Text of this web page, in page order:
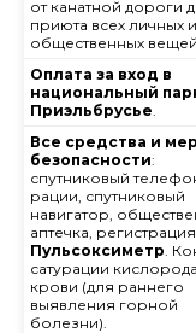
от канатной дороги
приюта всех личных и
общественных
Оплата за вход в
национальный
Приэльбрусье.
Все средства и
безопасности:
спутниковый
рации, спутниковый
навигатор,
аптечка,
Пульсоксиметр.
сатурации
крови (для раннего
выявления горной
болезни).